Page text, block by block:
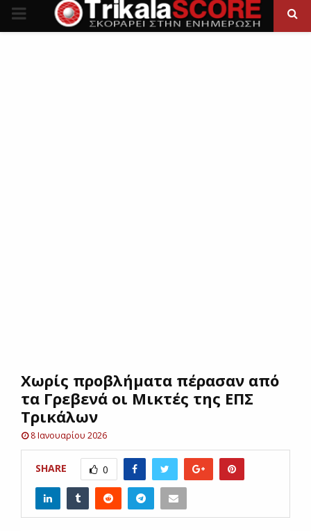
P
UΧωρίς προβλήματα πέρασαν από
τα Γρεβενά οι Μικτές της ΕΠΣ
Τρικάλων
8 Ιανουαρίου 2026
SHARE 0